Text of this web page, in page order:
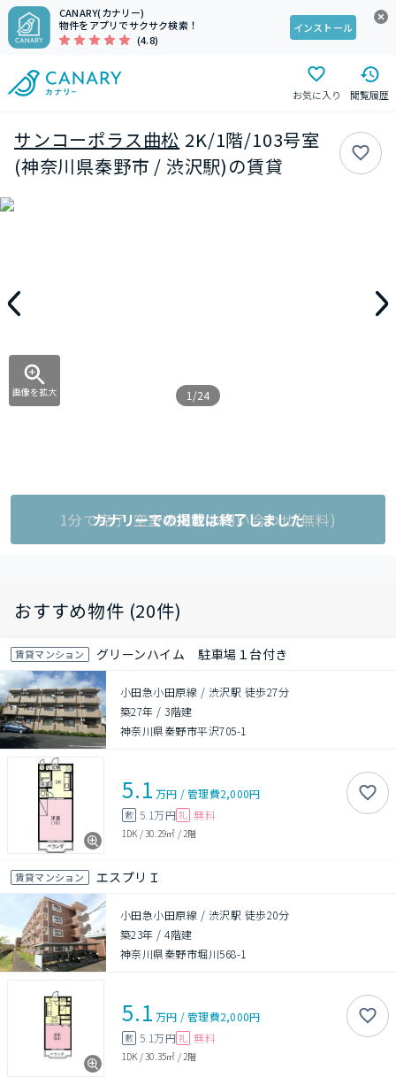
CANARY(カナリー)
物件をアプリでサクサク検索！
(4.8)
インストール
お気に入り 閲覧履歴
サンコーポラス曲松 2K/1階/103号室
(神奈川県秦野市 / 渋沢駅)の賃貸
画像を拡大 1/24
1分で完了!空室状況をお問い合わせ(無料)
カナリーでの掲載は終了しました
おすすめ物件 (20件)
賃貸マンション グリーンハイム 駐車場１台付き
小田急小田原線 / 渋沢駅 徒歩27分
築27年 / 3階建
神奈川県秦野市平沢705-1
5.1 万円 /管理費2,000円
敷 5.1万円 礼 無料
1DK /30.29㎡ / 2階
賃貸マンション エスプリＩ
小田急小田原線 / 渋沢駅 徒歩20分
築23年 /4階建
神奈川県秦野市堀川568-1
5.1 万円 /管理費2,000円
敷 5.1万円 礼 無料
1DK /30.35㎡ / 2階